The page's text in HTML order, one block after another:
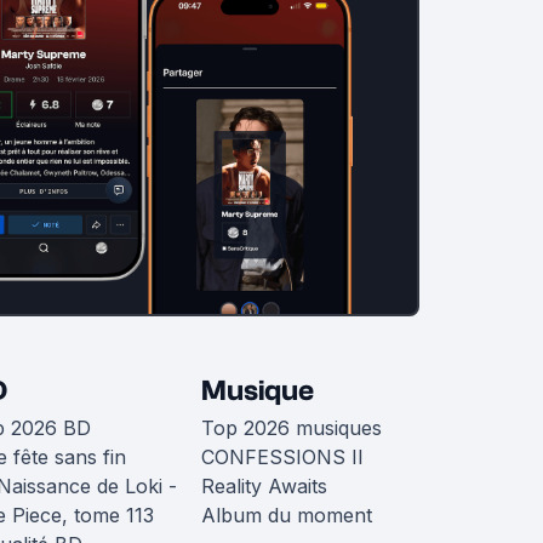
2026 BD
fête sans fin
de Loki -
Piece, tome 113
Musique
Top 2026 musiques
CONFESSIONS II
Reality Awaits
Album du moment